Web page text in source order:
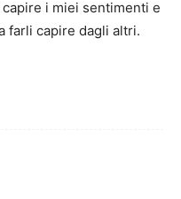
i miei sentimenti e
farli capire dagli altri.